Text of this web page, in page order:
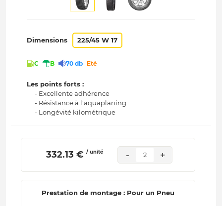
Dimensions 225/45 W 17
C B 70 db Eté
Les points forts :
- Excellente adhérence
- Résistance à l'aquaplaning
- Longévité kilométrique
332.13 € / unité - 2 +
Prestation de montage : Pour un Pneu